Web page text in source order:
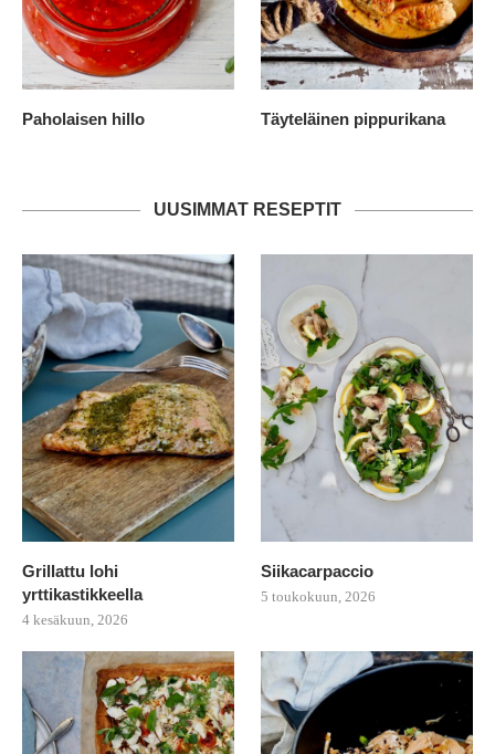
Paholaisen hillo Täyteläinen pippurikana
UUSIMMAT RESEPTIT
Grillattu lohi
yrttikastikkeella
4 kesäkuun, 2026
Siikacarpaccio
5 toukokuun, 2026